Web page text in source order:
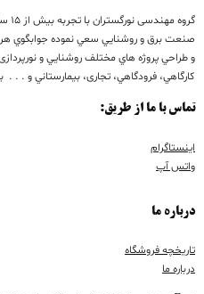
صنعت برق و روشنايي سعي نموده جوابگوي
و طراحي پروژه هاي مختلف روشنايي و
كارگاهي، فرودگاهي، تجاری، بيمارستاني و . . .
تماس با ما از طریق:
اینستاگرام
واتس آپ
درباره ما
تاریخچه فروشگاه
درباره ما